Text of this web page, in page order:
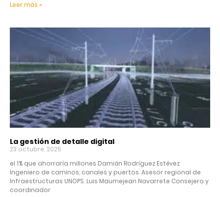
Leer más »
La gestión de detalle digital
23 octubre, 2025
el 1% que ahorraría millones Damián Rodríguez Estévez
Ingeniero de caminos, canales y puertos. Asesor regional de
Infraestructuras UNOPS. Luis Maumejean Navarrete Consejero y
coordinador